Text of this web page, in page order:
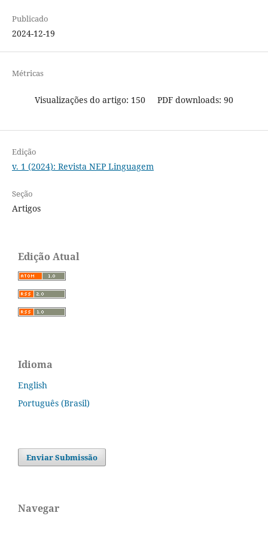
Publicado
2024-12-19
Métricas
Visualizações do artigo: 150 PDF downloads: 90
Edição
v. 1 (2024): Revista NEP Linguagem
Seção
Artigos
Edição Atual
Idioma
English
Português (Brasil)
Enviar Submissão
Navegar